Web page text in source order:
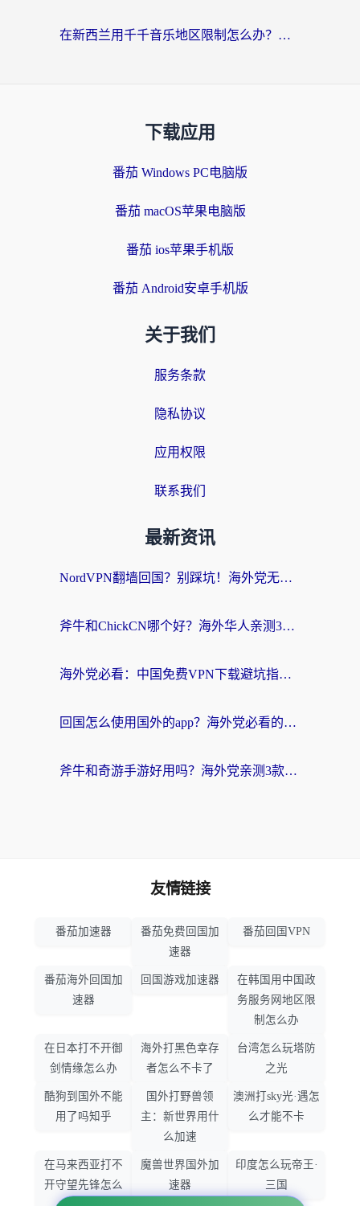
在新西兰用千千音乐地区限制怎么办？海外华人必备的回国加速解决方案
下载应用
番茄 Windows PC电脑版
番茄 macOS苹果电脑版
番茄 ios苹果手机版
番茄 Android安卓手机版
关于我们
服务条款
隐私协议
应用权限
联系我们
最新资讯
NordVPN翻墙回国？别踩坑！海外党无缝访问国内资源的真实指南
斧牛和ChickCN哪个好？海外华人亲测3款回国加速器+免费试用攻略
海外党必看：中国免费VPN下载避坑指南 + 无缝访问国内资源的终极方案
回国怎么使用国外的app？海外党必看的无缝访问国内资源全攻略
斧牛和奇游手游好用吗？海外党亲测3款回国加速器，选对才能无缝刷国内资源
友情链接
番茄加速器
番茄免费回国加
速器
番茄回国VPN
番茄海外回国加
速器
回国游戏加速器
在韩国用中国政
务服务网地区限
制怎么办
在日本打不开御
剑情缘怎么办
海外打黑色幸存
者怎么不卡了
台湾怎么玩塔防
之光
酷狗到国外不能
用了吗知乎
国外打野兽领
主：新世界用什
么加速
澳洲打sky光·遇怎
么才能不卡
在马来西亚打不
开守望先锋怎么
魔兽世界国外加
速器
印度怎么玩帝王·
三国